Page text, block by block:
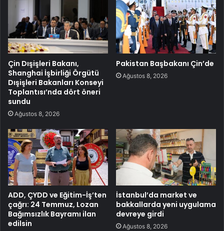
Çin Dışişleri Bakanı,
Shanghai İşbirliği Örgütü
Dışişleri Bakanları Konseyi
Toplantısı’nda dört öneri
sundu
Ağustos 8, 2026
Pakistan Başbakanı Çin’de
Ağustos 8, 2026
ADD, ÇYDD ve Eğitim-İş’ten
çağrı: 24 Temmuz, Lozan
Bağımsızlık Bayramı ilan
edilsin
İstanbul’da market ve
bakkallarda yeni uygulama
devreye girdi
Ağustos 8, 2026